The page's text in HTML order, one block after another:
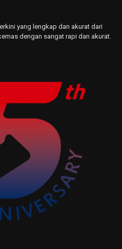
yang lengkap dan akurat dari
dengan sangat rapi dan akurat.